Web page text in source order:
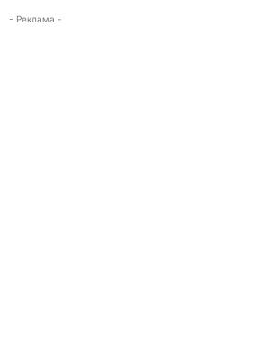
- Реклама -